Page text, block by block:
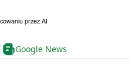
Google News